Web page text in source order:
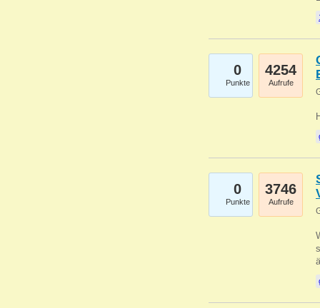
0
Punkte
4254
Aufrufe
0
Punkte
3746
Aufrufe